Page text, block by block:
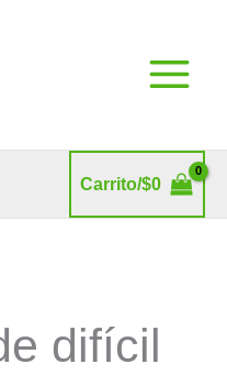
Carrito/$0
difícil